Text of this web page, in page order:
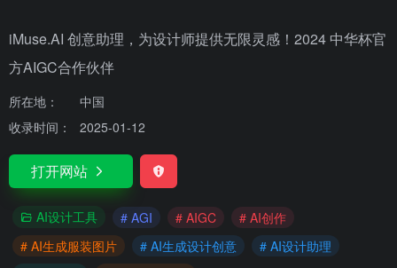
iMuse.AI 创意助理，为设计师提供无限灵感！2024 中华杯官
方AIGC合作伙伴
所在地：
中国
收录时间：
2025-01-12
打开网站
AI设计工具 # AGI # AIGC
# AI创作
# AI生成服装图片
# AI生成设计创意
# AI设计助理